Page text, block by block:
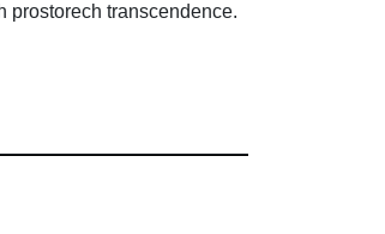
prostorech transcendence.